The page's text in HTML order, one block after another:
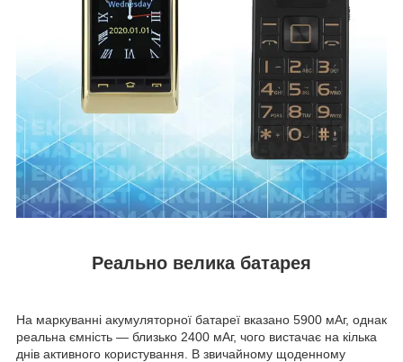
Реально велика батарея
На маркуванні акумуляторної батареї вказано 5900 мАг, однак
реальна ємність — близько 2400 мАг, чого вистачає на кілька
днів активного користування. В звичайному щоденному